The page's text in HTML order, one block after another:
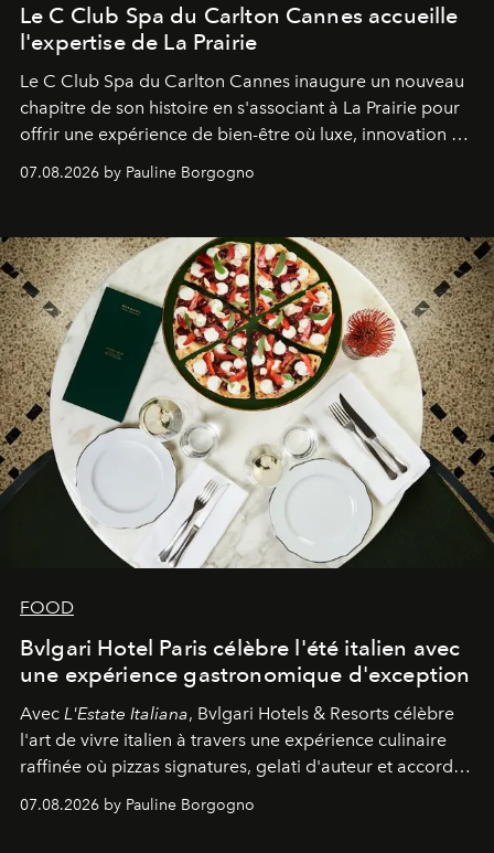
Le C Club Spa du Carlton Cannes accueille
l'expertise de La Prairie
Le C Club Spa du Carlton Cannes inaugure un nouveau
chapitre de son histoire en s'associant à La Prairie pour
offrir une expérience de bien-être où luxe, innovation et
expertise se rencontrent.
07.08.2026 by Pauline Borgogno
FOOD
Bvlgari Hotel Paris célèbre l'été italien avec
une expérience gastronomique d'exception
Avec L'Estate Italiana, Bvlgari Hotels & Resorts célèbre
l'art de vivre italien à travers une expérience culinaire
raffinée où pizzas signatures, gelati d'auteur et accords
d'exception composent un véritable voyage sensoriel.
07.08.2026 by Pauline Borgogno